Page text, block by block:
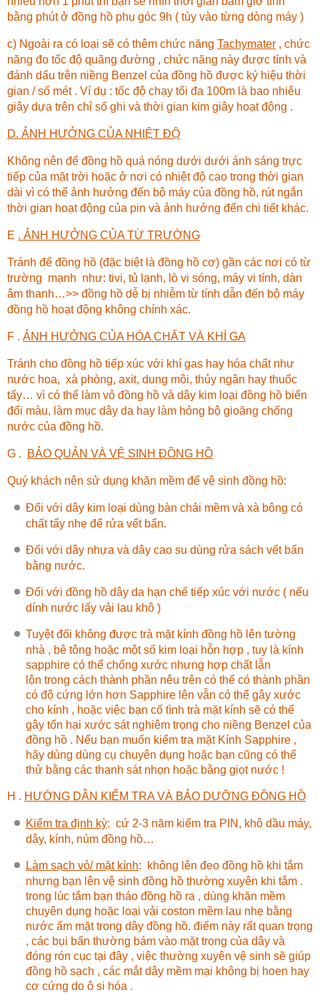
bằng phút ở đồng hồ phụ góc 9h ( tùy vào từng dòng máy )
c) Ngoài ra có loại sẽ có thêm chức năng Tachymater , chức
năng đo tốc độ quãng đường , chức năng này được tính và
đánh dấu trên niềng Benzel của đồng hồ được ký hiệu thời
gian / số mét . Ví dụ : tốc độ chạy tối đa 100m là bao nhiêu
giây dựa trên chỉ số ghi và thời gian kim giây hoạt động .
D. ẢNH HƯỞNG CỦA NHIỆT ĐỘ
Không nên để đồng hồ quá nóng dưới dưới ánh sáng trực
tiếp của mặt trời hoặc ở nơi có nhiệt độ cao trong thời gian
dài vì có thể ảnh hưởng đến bộ máy của đồng hồ, rút ngắn
thời gian hoạt động của pin và ảnh hưởng đến chi tiết khác.
E . ẢNH HƯỞNG CỦA TỪ TRƯỜNG
Tránh để đồng hồ (đặc biệt là đồng hồ cơ) gần các nơi có từ
trường mạnh như: tivi, tủ lạnh, lò vi sóng, máy vi tính, dàn
âm thanh…>> đồng hồ dễ bị nhiễm từ tính dẫn đến bộ máy
đồng hồ hoạt động không chính xác.
F . ẢNH HƯỞNG CỦA HÓA CHẤT VÀ KHÍ GA
Tránh cho đồng hồ tiếp xúc với khí gas hay hóa chất như
nước hoa, xà phòng, axit, dung môi, thủy ngân hay thuốc
tẩy… vì có thể làm vỏ đồng hồ và dây kim loại đồng hồ biến
đổi màu, làm mục dây da hay làm hỏng bộ gioăng chống
nước của đồng hồ.
G . BẢO QUẢN VÀ VỆ SINH ĐỒNG HỒ
Quý khách nên sử dụng khăn mềm để vệ sinh đồng hồ:
Đối với dây kim loại dùng bàn chải mềm và xà bông có
chất tẩy nhẹ để rửa vết bẩn.
Đối với dây nhựa và dây cao su dùng rửa sách vết bẩn
bằng nước.
Đối với đồng hồ dây da hạn chế tiếp xúc với nước ( nếu
dính nước lấy vải lau khô )
Tuyệt đối không được trà mặt kính đồng hồ lên tường
nhà , bê tông hoặc một số kim loại hỗn hợp , tuy là kính
sapphire có thể chống xước nhưng hợp chất lẫn
lộn trong cách thành phần nêu trên có thể có thành phần
có độ cứng lớn hơn Sapphire lên vẫn có thể gây xước
cho kính , hoặc việc bạn cố tình trà mặt kính sẽ có thể
gây tổn hại xước sát nghiêm trọng cho niềng Benzel của
đồng hồ . Nếu bạn muốn kiểm tra mặt Kính Sapphire ,
hãy dùng dùng cụ chuyên dụng hoặc bạn cũng có thể
thử bằng các thanh sát nhọn hoặc bằng giọt nước !
H . HƯỚNG DẪN KIỂM TRA VÀ BẢO DƯỠNG ĐỒNG HỒ
Kiểm tra định kỳ: cứ 2-3 năm kiểm tra PIN, khô dầu máy,
dây, kính, núm đồng hồ…
Làm sạch vỏ/ mặt kính:
không lên đeo đồng hồ khi tắm
nhưng bạn lên vệ sinh đồng hồ thường xuyên khi tắm .
trong lúc tắm bạn tháo đồng hồ ra , dùng khăn mềm
chuyên dụng hoặc loại vải coston mềm lau nhẹ bằng
nước ấm mặt trong dây đồng hồ. điểm này rất quan trọng
, các bụi bẩn thường bám vào mặt trong của dây và
đóng rón cục tại đây , việc thường xuyên vệ sinh sẽ giúp
đồng hồ sạch , các mắt dây mềm mại không bị hoen hay
cơ cứng do ô si hóa .